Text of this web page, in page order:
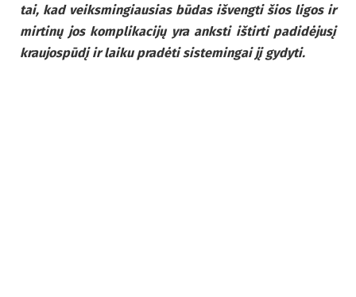
tai, kad veiksmingiausias būdas išvengti šios ligos ir
mirtinų jos komplikacijų yra anksti ištirti padidėjusį
kraujospūdį ir laiku pradėti sistemingai jį gydyti.